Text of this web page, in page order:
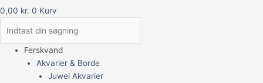
0,00 kr. 0 Kurv
Ferskvand
Akvarier & Borde
Juwel Akvarier